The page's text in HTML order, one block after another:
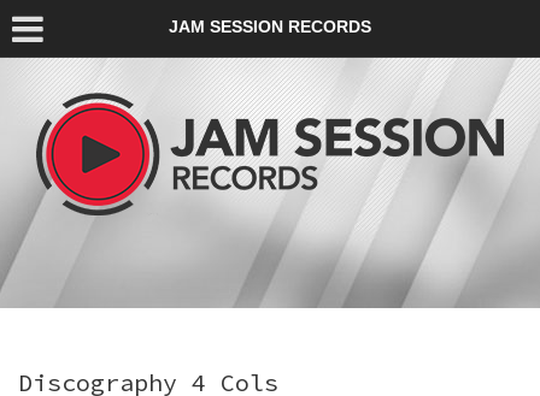
JAM SESSION RECORDS
Discography 4 Cols